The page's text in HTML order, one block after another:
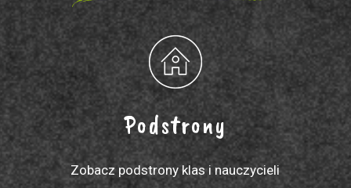
Podstrony
Zobacz podstrony klas i nauczycieli